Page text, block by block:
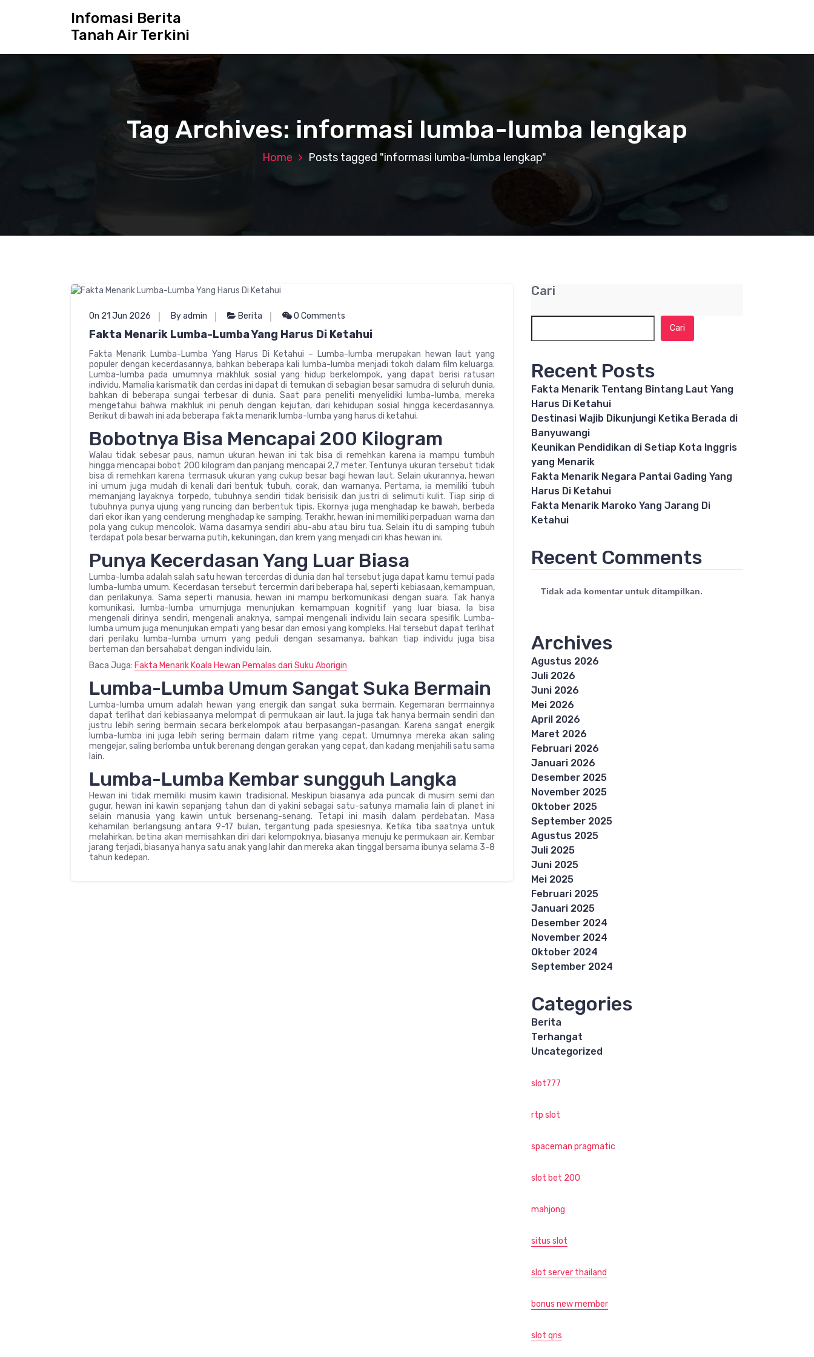
Infomasi Berita
Tanah Air Terkini
Tag Archives: informasi lumba-lumba lengkap
Home Posts tagged "informasi lumba-lumba lengkap"
On 21 Jun 2026 By admin Berita 0 Comments
Fakta Menarik Lumba-Lumba Yang Harus Di Ketahui
Fakta Menarik Lumba-Lumba Yang Harus Di Ketahui – Lumba-lumba merupakan hewan laut yang
populer dengan kecerdasannya, bahkan beberapa kali lumba-lumba menjadi tokoh dalam film keluarga.
Lumba-lumba pada umumnya makhluk sosial yang hidup berkelompok, yang dapat berisi ratusan
individu. Mamalia karismatik dan cerdas ini dapat di temukan di sebagian besar samudra di seluruh dunia,
bahkan di beberapa sungai terbesar di dunia. Saat para peneliti menyelidiki lumba-lumba, mereka
mengetahui bahwa makhluk ini penuh dengan kejutan, dari kehidupan sosial hingga kecerdasannya.
Berikut di bawah ini ada beberapa fakta menarik lumba-lumba yang harus di ketahui.
Bobotnya Bisa Mencapai 200 Kilogram
Walau tidak sebesar paus, namun ukuran hewan ini tak bisa di remehkan karena ia mampu tumbuh
hingga mencapai bobot 200 kilogram dan panjang mencapai 2,7 meter. Tentunya ukuran tersebut tidak
bisa di remehkan karena termasuk ukuran yang cukup besar bagi hewan laut. Selain ukurannya, hewan
ini umum juga mudah di kenali dari bentuk tubuh, corak, dan warnanya. Pertama, ia memiliki tubuh
memanjang layaknya torpedo, tubuhnya sendiri tidak berisisik dan justri di selimuti kulit. Tiap sirip di
tubuhnya punya ujung yang runcing dan berbentuk tipis. Ekornya juga menghadap ke bawah, berbeda
dari ekor ikan yang cenderung menghadap ke samping. Terakhr, hewan ini memiliki perpaduan warna dan
pola yang cukup mencolok. Warna dasarnya sendiri abu-abu atau biru tua. Selain itu di samping tubuh
terdapat pola besar berwarna putih, kekuningan, dan krem yang menjadi ciri khas hewan ini.
Punya Kecerdasan Yang Luar Biasa
Lumba-lumba adalah salah satu hewan tercerdas di dunia dan hal tersebut juga dapat kamu temui pada
lumba-lumba umum. Kecerdasan tersebut tercermin dari beberapa hal, seperti kebiasaan, kemampuan,
dan perilakunya. Sama seperti manusia, hewan ini mampu berkomunikasi dengan suara. Tak hanya
komunikasi, lumba-lumba umumjuga menunjukan kemampuan kognitif yang luar biasa. Ia bisa
mengenali dirinya sendiri, mengenali anaknya, sampai mengenali individu lain secara spesifik. Lumba-
lumba umum juga menunjukan empati yang besar dan emosi yang kompleks. Hal tersebut dapat terlihat
dari perilaku lumba-lumba umum yang peduli dengan sesamanya, bahkan tiap individu juga bisa
berteman dan bersahabat dengan individu lain.
Baca Juga: Fakta Menarik Koala Hewan Pemalas dari Suku Aborigin
Lumba-Lumba Umum Sangat Suka Bermain
Lumba-lumba umum adalah hewan yang energik dan sangat suka bermain. Kegemaran bermainnya
dapat terlihat dari kebiasaanya melompat di permukaan air laut. Ia juga tak hanya bermain sendiri dan
justru lebih sering bermain secara berkelompok atau berpasangan-pasangan. Karena sangat energik
lumba-lumba ini juga lebih sering bermain dalam ritme yang cepat. Umumnya mereka akan saling
mengejar, saling berlomba untuk berenang dengan gerakan yang cepat, dan kadang menjahili satu sama
lain.
Lumba-Lumba Kembar sungguh Langka
Hewan ini tidak memiliki musim kawin tradisional. Meskipun biasanya ada puncak di musim semi dan
gugur, hewan ini kawin sepanjang tahun dan di yakini sebagai satu-satunya mamalia lain di planet ini
selain manusia yang kawin untuk bersenang-senang. Tetapi ini masih dalam perdebatan. Masa
kehamilan berlangsung antara 9-17 bulan, tergantung pada spesiesnya. Ketika tiba saatnya untuk
melahirkan, betina akan memisahkan diri dari kelompoknya, biasanya menuju ke permukaan air. Kembar
jarang terjadi, biasanya hanya satu anak yang lahir dan mereka akan tinggal bersama ibunya selama 3-8
tahun kedepan.
Cari
Cari
Recent Posts
Fakta Menarik Tentang Bintang Laut Yang
Harus Di Ketahui
Destinasi Wajib Dikunjungi Ketika Berada di
Banyuwangi
Keunikan Pendidikan di Setiap Kota Inggris
yang Menarik
Fakta Menarik Negara Pantai Gading Yang
Harus Di Ketahui
Fakta Menarik Maroko Yang Jarang Di
Ketahui
Recent Comments
Tidak ada komentar untuk ditampilkan.
Archives
Agustus 2026
Juli 2026
Juni 2026
Mei 2026
April 2026
Maret 2026
Februari 2026
Januari 2026
Desember 2025
November 2025
Oktober 2025
September 2025
Agustus 2025
Juli 2025
Juni 2025
Mei 2025
Februari 2025
Januari 2025
Desember 2024
November 2024
Oktober 2024
September 2024
Categories
Berita
Terhangat
Uncategorized
slot777
rtp slot
spaceman pragmatic
slot bet 200
mahjong
situs slot
slot server thailand
bonus new member
slot qris